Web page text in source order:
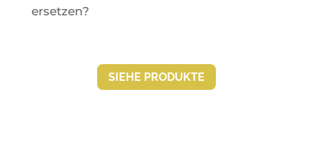
ersetzen?
SIEHE PRO­DUKTE